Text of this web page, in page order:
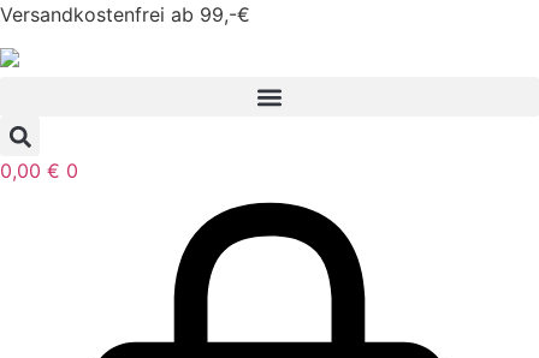
Zum
Inhalt
springen
Versandkostenfrei ab 99,-€
0,00 € 0